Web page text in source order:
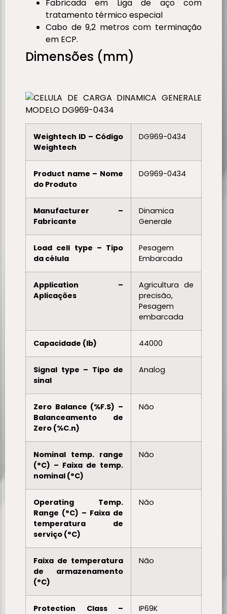
Fabricada em Liga de aço com
tratamento térmico especial
Cabo de 9,2 metros com terminação
em ECP.
Dimensões (mm)
Weightech ID – Código
Weightech
DG969-0434
Product name – Nome
do Produto
DG969-0434
Manufacturer –
Fabricante
Dinamica
Generale
Load cell type – Tipo
da célula
Pesagem
Embarcada
Application –
Aplicações
Agricultura de
precisão,
Pesagem
embarcada
Capacidade (lb) 44000
Signal type – Tipo de
sinal
Analog
Zero Balance (%F.S) –
Balanceamento de
Zero (%C.n)
Não
Nominal temp. range
(°C) – Faixa de temp.
nominal (°C)
Não
Operating Temp.
Range (°C) – Faixa de
temperatura de
serviço (°C)
Não
Faixa de temperatura
de armazenamento
(°C)
Não
Protection Class – IP69K